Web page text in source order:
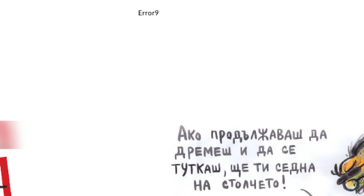
Error9